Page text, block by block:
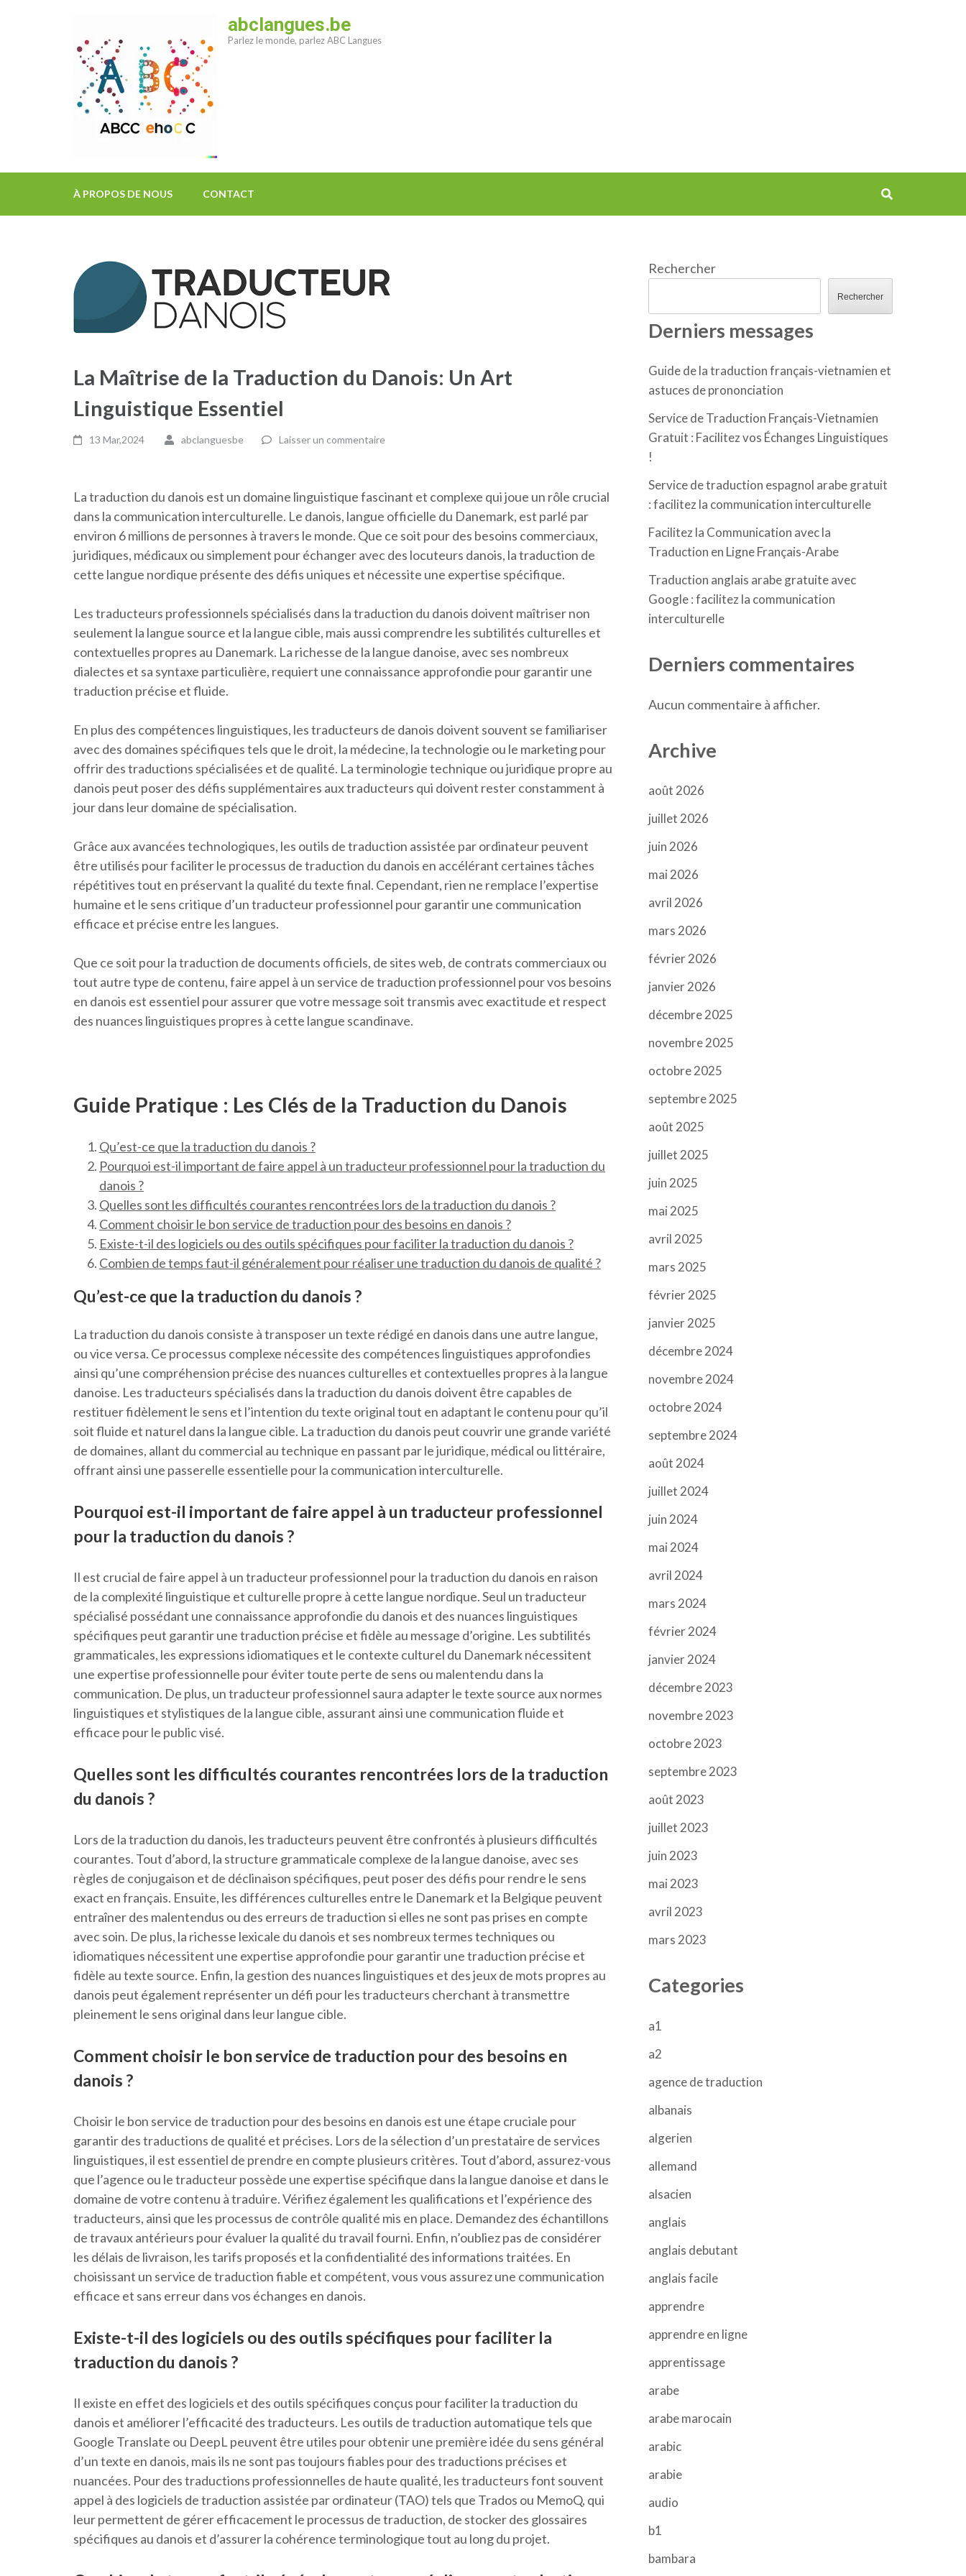
abclangues.be
Parlez le monde, parlez ABC Langues
À PROPOS DE NOUS CONTACT
La Maîtrise de la Traduction du Danois: Un Art
Linguistique Essentiel
13 Mar,2024 abclanguesbe Laisser un commentaire
La traduction du danois est un domaine linguistique fascinant et complexe qui joue un rôle crucial
dans la communication interculturelle. Le danois, langue officielle du Danemark, est parlé par
environ 6 millions de personnes à travers le monde. Que ce soit pour des besoins commerciaux,
juridiques, médicaux ou simplement pour échanger avec des locuteurs danois, la traduction de
cette langue nordique présente des défis uniques et nécessite une expertise spécifique.
Les traducteurs professionnels spécialisés dans la traduction du danois doivent maîtriser non
seulement la langue source et la langue cible, mais aussi comprendre les subtilités culturelles et
contextuelles propres au Danemark. La richesse de la langue danoise, avec ses nombreux
dialectes et sa syntaxe particulière, requiert une connaissance approfondie pour garantir une
traduction précise et fluide.
En plus des compétences linguistiques, les traducteurs de danois doivent souvent se familiariser
avec des domaines spécifiques tels que le droit, la médecine, la technologie ou le marketing pour
offrir des traductions spécialisées et de qualité. La terminologie technique ou juridique propre au
danois peut poser des défis supplémentaires aux traducteurs qui doivent rester constamment à
jour dans leur domaine de spécialisation.
Grâce aux avancées technologiques, les outils de traduction assistée par ordinateur peuvent
être utilisés pour faciliter le processus de traduction du danois en accélérant certaines tâches
répétitives tout en préservant la qualité du texte final. Cependant, rien ne remplace l’expertise
humaine et le sens critique d’un traducteur professionnel pour garantir une communication
efficace et précise entre les langues.
Que ce soit pour la traduction de documents officiels, de sites web, de contrats commerciaux ou
tout autre type de contenu, faire appel à un service de traduction professionnel pour vos besoins
en danois est essentiel pour assurer que votre message soit transmis avec exactitude et respect
des nuances linguistiques propres à cette langue scandinave.
Guide Pratique : Les Clés de la Traduction du Danois
Qu’est-ce que la traduction du danois ?
Pourquoi est-il important de faire appel à un traducteur professionnel pour la traduction du
danois ?
Quelles sont les difficultés courantes rencontrées lors de la traduction du danois ?
Comment choisir le bon service de traduction pour des besoins en danois ?
Existe-t-il des logiciels ou des outils spécifiques pour faciliter la traduction du danois ?
Combien de temps faut-il généralement pour réaliser une traduction du danois de qualité ?
Qu’est-ce que la traduction du danois ?
La traduction du danois consiste à transposer un texte rédigé en danois dans une autre langue,
ou vice versa. Ce processus complexe nécessite des compétences linguistiques approfondies
ainsi qu’une compréhension précise des nuances culturelles et contextuelles propres à la langue
danoise. Les traducteurs spécialisés dans la traduction du danois doivent être capables de
restituer fidèlement le sens et l’intention du texte original tout en adaptant le contenu pour qu’il
soit fluide et naturel dans la langue cible. La traduction du danois peut couvrir une grande variété
de domaines, allant du commercial au technique en passant par le juridique, médical ou littéraire,
offrant ainsi une passerelle essentielle pour la communication interculturelle.
Pourquoi est-il important de faire appel à un traducteur professionnel
pour la traduction du danois ?
Il est crucial de faire appel à un traducteur professionnel pour la traduction du danois en raison
de la complexité linguistique et culturelle propre à cette langue nordique. Seul un traducteur
spécialisé possédant une connaissance approfondie du danois et des nuances linguistiques
spécifiques peut garantir une traduction précise et fidèle au message d’origine. Les subtilités
grammaticales, les expressions idiomatiques et le contexte culturel du Danemark nécessitent
une expertise professionnelle pour éviter toute perte de sens ou malentendu dans la
communication. De plus, un traducteur professionnel saura adapter le texte source aux normes
linguistiques et stylistiques de la langue cible, assurant ainsi une communication fluide et
efficace pour le public visé.
Quelles sont les difficultés courantes rencontrées lors de la traduction
du danois ?
Lors de la traduction du danois, les traducteurs peuvent être confrontés à plusieurs difficultés
courantes. Tout d’abord, la structure grammaticale complexe de la langue danoise, avec ses
règles de conjugaison et de déclinaison spécifiques, peut poser des défis pour rendre le sens
exact en français. Ensuite, les différences culturelles entre le Danemark et la Belgique peuvent
entraîner des malentendus ou des erreurs de traduction si elles ne sont pas prises en compte
avec soin. De plus, la richesse lexicale du danois et ses nombreux termes techniques ou
idiomatiques nécessitent une expertise approfondie pour garantir une traduction précise et
fidèle au texte source. Enfin, la gestion des nuances linguistiques et des jeux de mots propres au
danois peut également représenter un défi pour les traducteurs cherchant à transmettre
pleinement le sens original dans leur langue cible.
Comment choisir le bon service de traduction pour des besoins en
danois ?
Choisir le bon service de traduction pour des besoins en danois est une étape cruciale pour
garantir des traductions de qualité et précises. Lors de la sélection d’un prestataire de services
linguistiques, il est essentiel de prendre en compte plusieurs critères. Tout d’abord, assurez-vous
que l’agence ou le traducteur possède une expertise spécifique dans la langue danoise et dans le
domaine de votre contenu à traduire. Vérifiez également les qualifications et l’expérience des
traducteurs, ainsi que les processus de contrôle qualité mis en place. Demandez des échantillons
de travaux antérieurs pour évaluer la qualité du travail fourni. Enfin, n’oubliez pas de considérer
les délais de livraison, les tarifs proposés et la confidentialité des informations traitées. En
choisissant un service de traduction fiable et compétent, vous vous assurez une communication
efficace et sans erreur dans vos échanges en danois.
Existe-t-il des logiciels ou des outils spécifiques pour faciliter la
traduction du danois ?
Il existe en effet des logiciels et des outils spécifiques conçus pour faciliter la traduction du
danois et améliorer l’efficacité des traducteurs. Les outils de traduction automatique tels que
Google Translate ou DeepL peuvent être utiles pour obtenir une première idée du sens général
d’un texte en danois, mais ils ne sont pas toujours fiables pour des traductions précises et
nuancées. Pour des traductions professionnelles de haute qualité, les traducteurs font souvent
appel à des logiciels de traduction assistée par ordinateur (TAO) tels que Trados ou MemoQ, qui
leur permettent de gérer efficacement le processus de traduction, de stocker des glossaires
spécifiques au danois et d’assurer la cohérence terminologique tout au long du projet.
Rechercher
Rechercher
Derniers messages
Guide de la traduction français-vietnamien et
astuces de prononciation
Service de Traduction Français-Vietnamien
Gratuit : Facilitez vos Échanges Linguistiques
!
Service de traduction espagnol arabe gratuit
: facilitez la communication interculturelle
Facilitez la Communication avec la
Traduction en Ligne Français-Arabe
Traduction anglais arabe gratuite avec
Google : facilitez la communication
interculturelle
Derniers commentaires
Aucun commentaire à afficher.
Archive
août 2026
juillet 2026
juin 2026
mai 2026
avril 2026
mars 2026
février 2026
janvier 2026
décembre 2025
novembre 2025
octobre 2025
septembre 2025
août 2025
juillet 2025
juin 2025
mai 2025
avril 2025
mars 2025
février 2025
janvier 2025
décembre 2024
novembre 2024
octobre 2024
septembre 2024
août 2024
juillet 2024
juin 2024
mai 2024
avril 2024
mars 2024
février 2024
janvier 2024
décembre 2023
novembre 2023
octobre 2023
septembre 2023
août 2023
juillet 2023
juin 2023
mai 2023
avril 2023
mars 2023
Categories
a1
a2
agence de traduction
albanais
algerien
allemand
alsacien
anglais
anglais debutant
anglais facile
apprendre
apprendre en ligne
apprentissage
arabe
arabe marocain
arabic
arabie
audio
b1
bambara